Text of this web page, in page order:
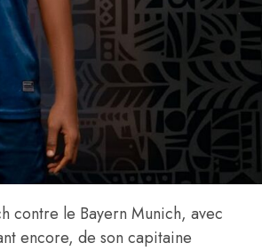
contre le Bayern Munich, avec
encore, de son capitaine